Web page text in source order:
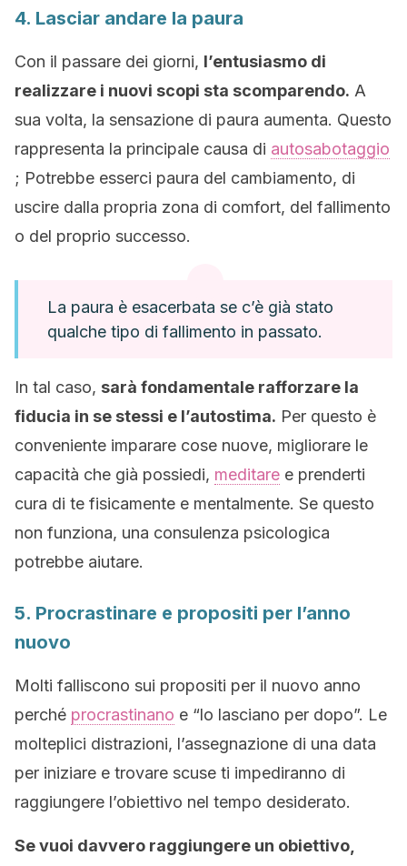
4. Lasciar andare la paura
Con il passare dei giorni, l’entusiasmo di
realizzare i nuovi scopi sta scomparendo. A
sua volta, la sensazione di paura aumenta. Questo
rappresenta la principale causa di autosabotaggio
; Potrebbe esserci paura del cambiamento, di
uscire dalla propria zona di comfort, del fallimento
o del proprio successo.
La paura è esacerbata se c’è già stato
qualche tipo di fallimento in passato.
In tal caso, sarà fondamentale rafforzare la
fiducia in se stessi e l’autostima. Per questo è
conveniente imparare cose nuove, migliorare le
capacità che già possiedi, meditare e prenderti
cura di te fisicamente e mentalmente. Se questo
non funziona, una consulenza psicologica
potrebbe aiutare.
5. Procrastinare e propositi per l’anno
nuovo
Molti falliscono sui propositi per il nuovo anno
perché procrastinano e “lo lasciano per dopo”. Le
molteplici distrazioni, l’assegnazione di una data
per iniziare e trovare scuse ti impediranno di
raggiungere l’obiettivo nel tempo desiderato.
Se vuoi davvero raggiungere un obiettivo,